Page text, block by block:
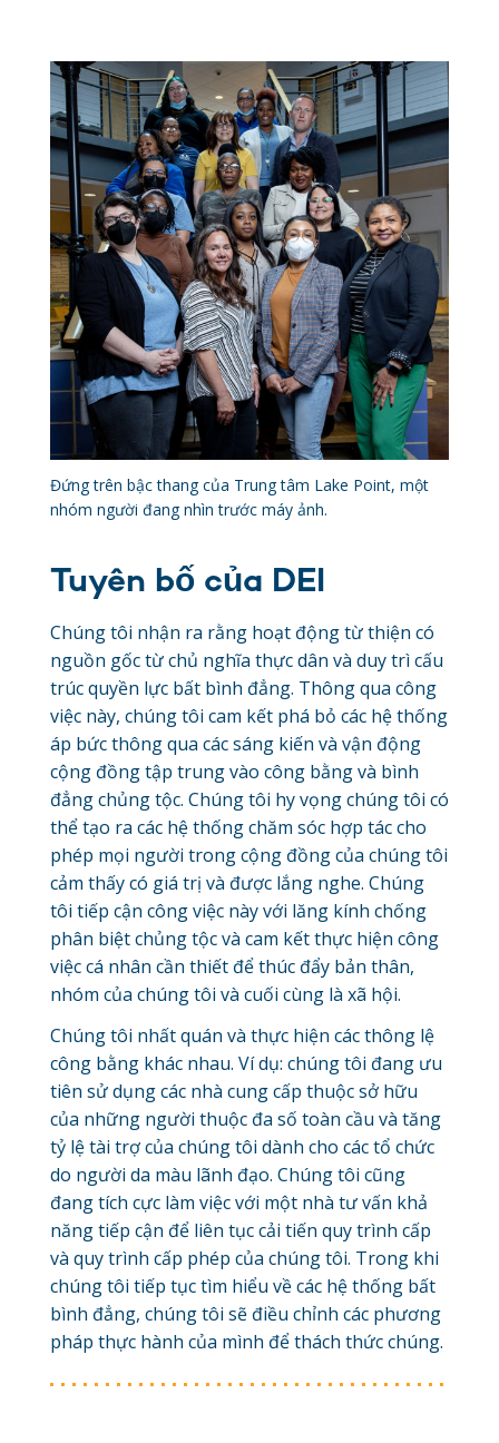
Đứng trên bậc thang của Trung tâm Lake Point, một
nhóm người đang nhìn trước máy ảnh.
Tuyên bố của DEI
Chúng tôi nhận ra rằng hoạt động từ thiện có
nguồn gốc từ chủ nghĩa thực dân và duy trì cấu
trúc quyền lực bất bình đẳng. Thông qua công
việc này, chúng tôi cam kết phá bỏ các hệ thống
áp bức thông qua các sáng kiến và vận động
cộng đồng tập trung vào công bằng và bình
đẳng chủng tộc. Chúng tôi hy vọng chúng tôi có
thể tạo ra các hệ thống chăm sóc hợp tác cho
phép mọi người trong cộng đồng của chúng tôi
cảm thấy có giá trị và được lắng nghe. Chúng
tôi tiếp cận công việc này với lăng kính chống
phân biệt chủng tộc và cam kết thực hiện công
việc cá nhân cần thiết để thúc đẩy bản thân,
nhóm của chúng tôi và cuối cùng là xã hội.
Chúng tôi nhất quán và thực hiện các thông lệ
công bằng khác nhau. Ví dụ: chúng tôi đang ưu
tiên sử dụng các nhà cung cấp thuộc sở hữu
của những người thuộc đa số toàn cầu và tăng
tỷ lệ tài trợ của chúng tôi dành cho các tổ chức
do người da màu lãnh đạo. Chúng tôi cũng
đang tích cực làm việc với một nhà tư vấn khả
năng tiếp cận để liên tục cải tiến quy trình cấp
và quy trình cấp phép của chúng tôi. Trong khi
chúng tôi tiếp tục tìm hiểu về các hệ thống bất
bình đẳng, chúng tôi sẽ điều chỉnh các phương
pháp thực hành của mình để thách thức chúng.